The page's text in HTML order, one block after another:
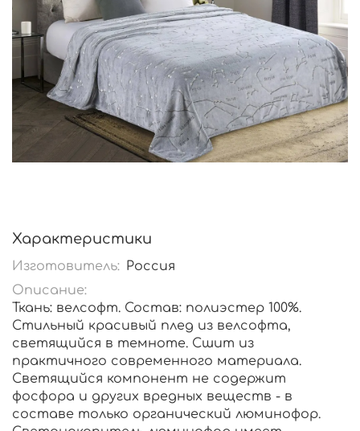
Характеристики
Изготовитель: Россия
Описание:
Ткань: велсофт. Состав: полиэстер 100%.
Стильный красивый плед из велсофта,
светящийся в темноте. Сшит из
практичного современного материала.
Светящийся компонент не содержит
фосфора и других вредных веществ - в
составе только органический люминофор.